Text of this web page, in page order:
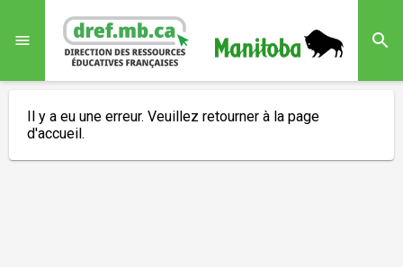
menu
Il y a eu une erreur. Veuillez retourner à la page
d'accueil.